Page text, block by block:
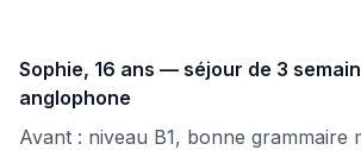
Sophie, 16 ans — séjour de 3
anglophone
Avant : niveau B1, bonne grammaire